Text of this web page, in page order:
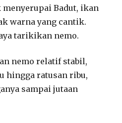
Badut, ikan
warna yang cantik.
tarikikan nemo.
nemo relatif stabil,
hingga ratusan ribu,
sampai jutaan